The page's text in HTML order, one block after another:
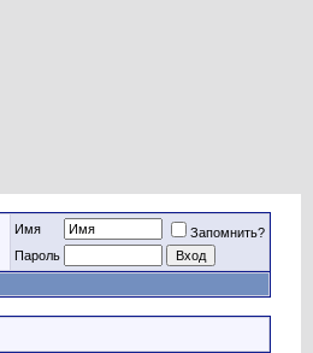
Имя
Запомнить?
Пароль